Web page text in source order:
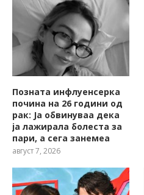
Позната инфлуенсерка
почина на 26 години од
рак: Ја обвинуваа дека
ја лажирала болеста за
пари, а сега занемеа
август 7, 2026